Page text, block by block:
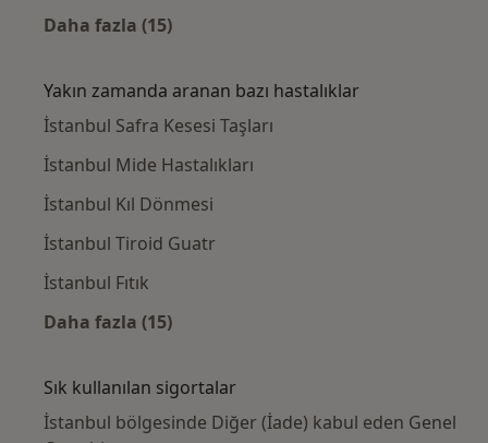
Daha fazla (15)
Yakın zamanda aranan bazı hastalıklar
İstanbul Safra Kesesi Taşları
İstanbul Mide Hastalıkları
İstanbul Kıl Dönmesi
İstanbul Tiroid Guatr
İstanbul Fıtık
Daha fazla (15)
Sık kullanılan sigortalar
İstanbul bölgesinde Diğer (İade) kabul eden Genel